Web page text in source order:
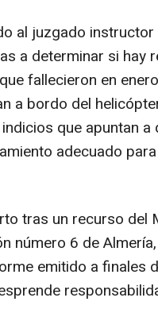
al juzgado
a determinar si hay
fallecieron en
a bordo del
que apuntan
adecuado
tras un recurso del
número 6 de
emitido a finales